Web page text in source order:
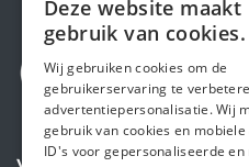
Deze website maakt
gebruik van cookies.
Wij gebruiken cookies om de
gebruikerservaring te
advertentiepersonalisatie. Wij
gebruik van cookies en
ID's voor gepersonaliseerde en